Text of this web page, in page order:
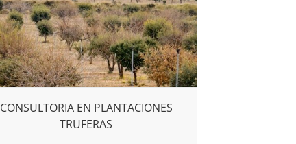
CONSULTORIA EN PLANTACIONES
TRUFERAS